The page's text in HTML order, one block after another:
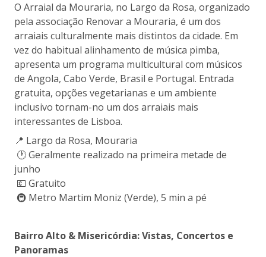
O Arraial da Mouraria, no Largo da Rosa, organizado
pela associação Renovar a Mouraria, é um dos
arraiais culturalmente mais distintos da cidade. Em
vez do habitual alinhamento de música pimba,
apresenta um programa multicultural com músicos
de Angola, Cabo Verde, Brasil e Portugal. Entrada
gratuita, opções vegetarianas e um ambiente
inclusivo tornam-no um dos arraiais mais
interessantes de Lisboa.
📍 Largo da Rosa, Mouraria
🕐 Geralmente realizado na primeira metade de
junho
💶 Gratuito
🚇 Metro Martim Moniz (Verde), 5 min a pé
Bairro Alto & Misericórdia: Vistas, Concertos e
Panoramas